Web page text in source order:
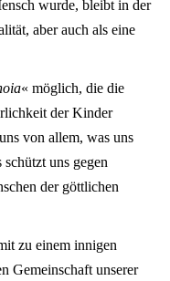
wurde, bleibt in der
aber auch als eine
« möglich, die die
der Kinder
von allem, was uns
uns gegen
der göttlichen
zu einem innigen
Gemeinschaft unserer